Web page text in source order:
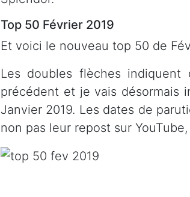
Top 50 Février 2019
Et voici le nouveau top 50 de
Les doubles flèches
précédent et je vais désormais
Janvier 2019. Les dates de
non pas leur repost sur